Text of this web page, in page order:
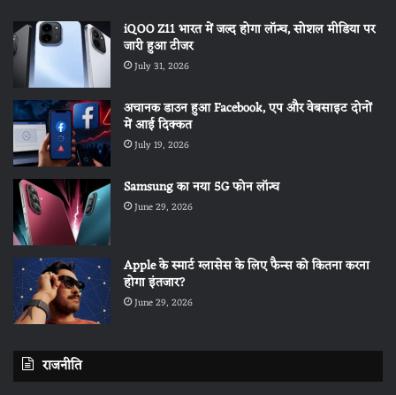
iQOO Z11 भारत में जल्द होगा लॉन्च, सोशल मीडिया पर
जारी हुआ टीजर
July 31, 2026
अचानक डाउन हुआ Facebook, एप और वेबसाइट दोनों
में आई दिक्कत
July 19, 2026
Samsung का नया 5G फोन लॉन्च
June 29, 2026
Apple के स्मार्ट ग्लासेस के लिए फैन्स को कितना करना
होगा इंतजार?
June 29, 2026
राजनीति